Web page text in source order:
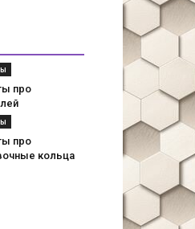
про
про
кольца